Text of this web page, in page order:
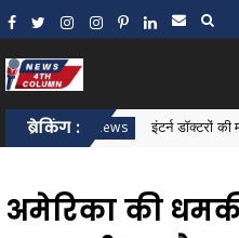
ब्रेकिंग :
News इंटर्न डॉक्टरों की मांगें
अमेरिका की